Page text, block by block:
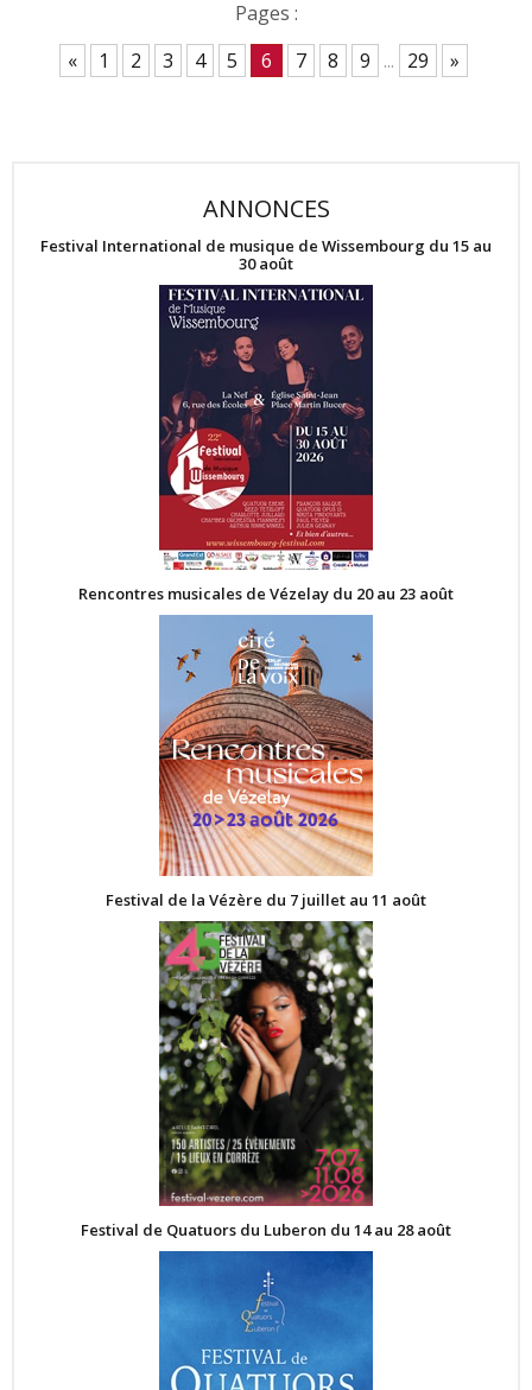
Pages :
«
1 2 3 4 5 6 7 8 9 ... 29 »
ANNONCES
Festival International de musique de Wissembourg du 15 au
30 août
Rencontres musicales de Vézelay du 20 au 23 août
Festival de la Vézère du 7 juillet au 11 août
Festival de Quatuors du Luberon du 14 au 28 août